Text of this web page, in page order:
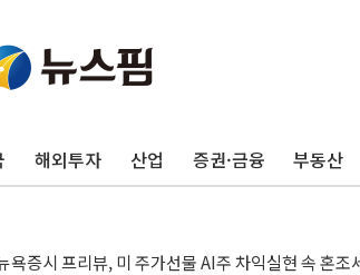
해외투자 산업 증권·금융 부동산
럽증시, 견조한 실적 소화하며 대부분 상승… "2분
투아니아 국방 "러, 우크라 드론으로 나토 회원국
욕증시 개장 전 특징주...모더나·아이온큐·도어대
정관 장관 "영업이익 N% 성과급 반대…상법·자
와대, 북한 단거리 탄도미사일 발사에 긴급 안보 점